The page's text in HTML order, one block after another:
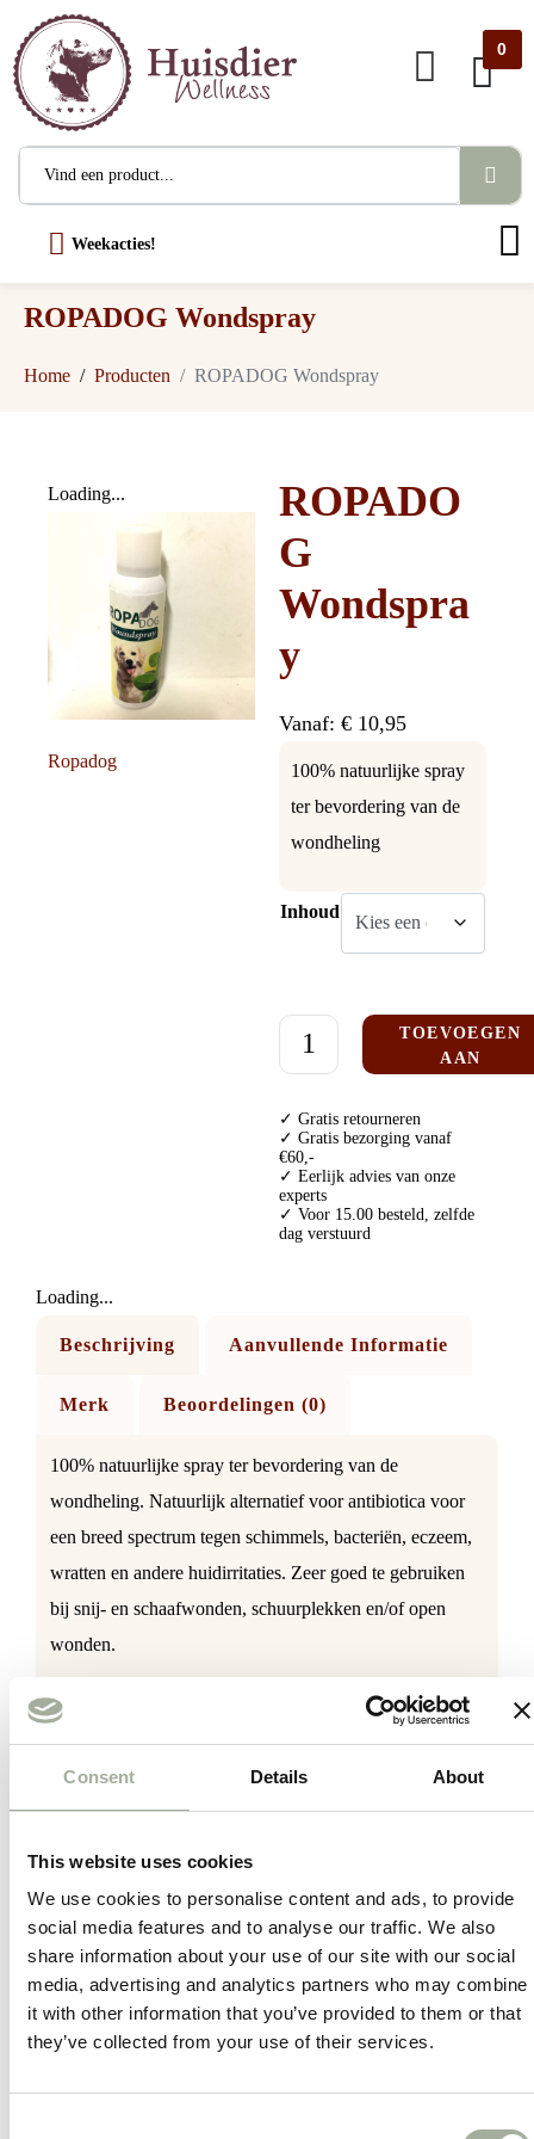
Consent Details About
This website uses cookies
We use cookies to personalise content and ads, to provide
social media features and to analyse our traffic. We also
share information about your use of our site with our social
media, advertising and analytics partners who may combine
it with other information that you’ve provided to them or that
they’ve collected from your use of their services.
0
Weekacties!
ROPADOG Wondspray
Home Producten ROPADOG Wondspray
Loading...
Ropadog
ROPADO
G
Wondspra
y
Vanaf: € 10,95
100% natuurlijke spray
ter bevordering van de
wondheling
Inhoud
TOEVOEGEN
AAN
✓ Gratis retourneren
✓ Gratis bezorging vanaf
€60,-
✓ Eerlijk advies van onze
experts
✓ Voor 15.00 besteld, zelfde
dag verstuurd
Loading...
Beschrijving Aanvullende Informatie
Merk Beoordelingen (0)
100% natuurlijke spray ter bevordering van de
wondheling. Natuurlijk alternatief voor antibiotica voor
een breed spectrum tegen schimmels, bacteriën, eczeem,
wratten en andere huidirritaties. Zeer goed te gebruiken
bij snij- en schaafwonden, schuurplekken en/of open
wonden.
Dit product wordt aanbevolen bij slecht helende wonden
geïrriteerde en beschadigde huid. Het is ook zeer geschikt
voor de behandeling van grotere wond- en
weefselherstel en reduceert de vorming van
littekenweefsel.
Omdat de vloeistof door middel van lucht uit het flesje
wordt gespoten, blijft het een geheel natuurlijk product.